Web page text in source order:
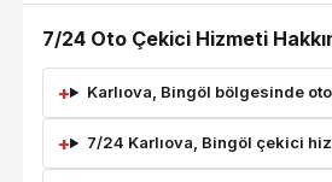
7/24 Oto Çekici Hizmeti
Karlıova, Bingöl bölgesinde
7/24 Karlıova, Bingöl çekici